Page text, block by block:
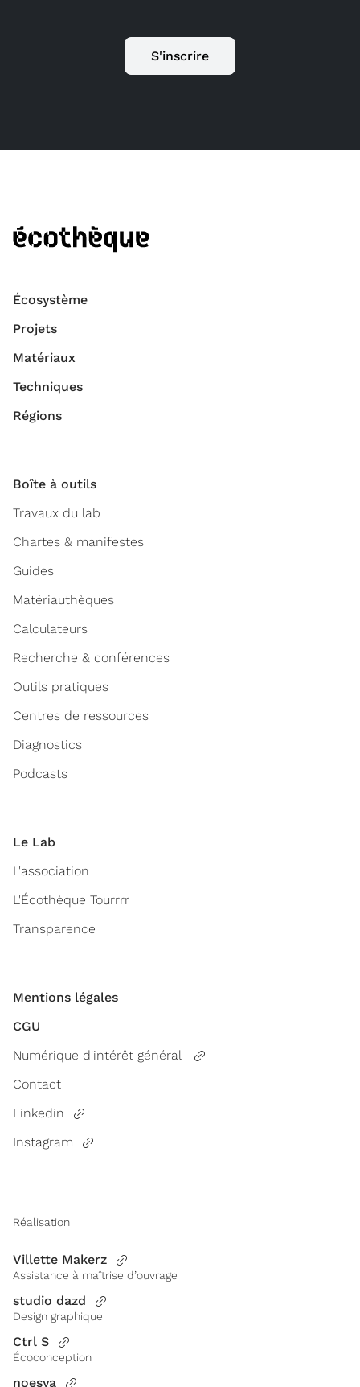
S'inscrire
Écosystème
Projets
Matériaux
Techniques
Régions
Boîte à outils
Travaux du lab
Chartes & manifestes
Guides
Matériauthèques
Calculateurs
Recherche & conférences
Outils pratiques
Centres de ressources
Diagnostics
Podcasts
Le Lab
L'association
L'Écothèque Tourrrr
Transparence
Mentions légales
CGU
Numérique d'intérêt général
Contact
Linkedin
Instagram
Réalisation
Villette Makerz
Assistance à maîtrise d’ouvrage
studio dazd
Design graphique
Ctrl S
Écoconception
noesya